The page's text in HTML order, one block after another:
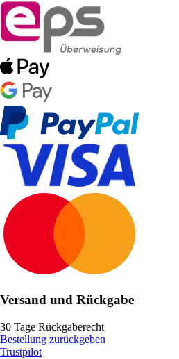
Versand und Rückgabe
30 Tage Rückgaberecht
Bestellung zurückgeben
Trustpilot